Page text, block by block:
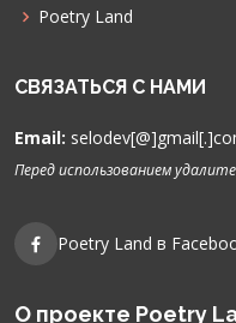
Poetry Land
СВЯЗАТЬСЯ С НАМИ
Email:
Перед использованием
Poetry Land в
О проекте Poetry